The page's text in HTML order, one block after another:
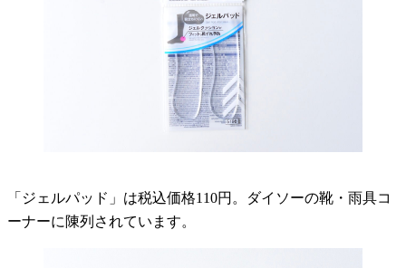
「ジェルパッド」は税込価格110円。ダイソーの靴・雨具コ
ーナーに陳列されています。